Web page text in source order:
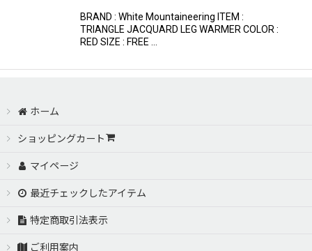
BRAND : White Mountaineering ITEM :
TRIANGLE JACQUARD LEG WARMER COLOR :
RED SIZE : FREE …
ホーム
ショッピングカート
マイページ
最近チェックしたアイテム
特定商取引法表示
ご利用案内